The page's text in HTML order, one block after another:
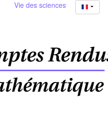
Vie des sciences